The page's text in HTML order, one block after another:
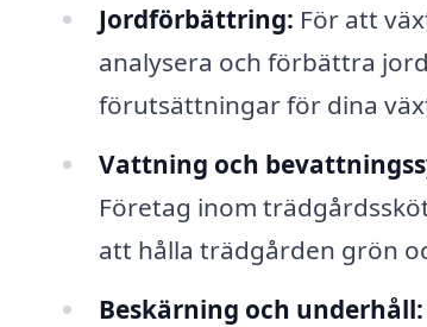
Jordförbättring: För att
analysera och förbättra
förutsättningar för dina
Vattning och
Företag inom
att hålla trädgården grön
Beskärning och underhåll: